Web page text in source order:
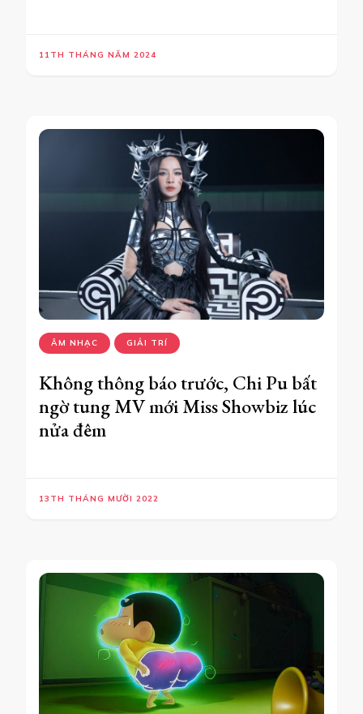
11TH THÁNG NĂM 2024
ÂM NHẠC GIẢI TRÍ
Không thông báo trước, Chi Pu bất
ngờ tung MV mới Miss Showbiz lúc
nửa đêm
13TH THÁNG MƯỜI 2022